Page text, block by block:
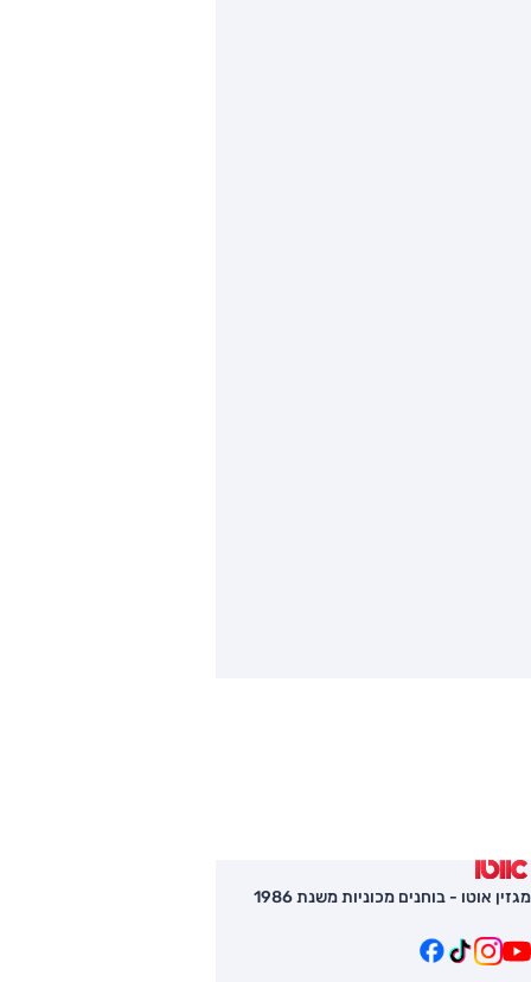
מגזין אוטו - בוחנים מכוניות משנת 1986